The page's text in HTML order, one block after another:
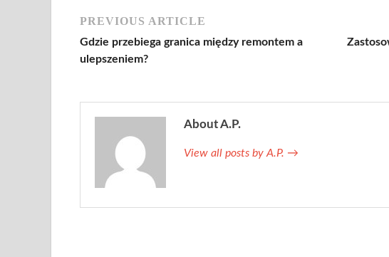
PREVIOUS ARTICLE
Gdzie przebiega granica między remontem a
ulepszeniem?
About A.P.
View all posts by A.P. →